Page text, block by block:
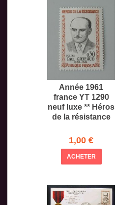
Année 1961
france YT 1290
neuf luxe ** Héros
de la résistance
1,00 €
ACHETER